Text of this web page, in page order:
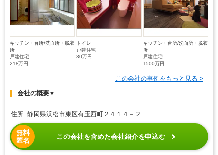
キッチン・台所/洗面所・脱衣
所
戸建住宅
218万円
トイレ
戸建住宅
30万円
キッチン・台所/洗面所・脱衣
所
戸建住宅
1500万円
この会社の事例をもっと見る >
会社の概要▼
住所 静岡県浜松市東区有玉西町２４１４－２
無料
匿名
この会社を含めた会社紹介を申込む